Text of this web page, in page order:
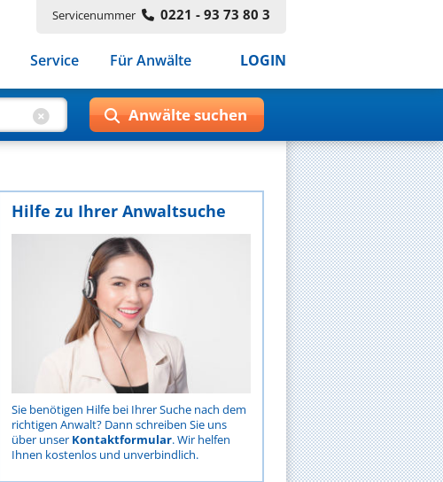
Servicenummer 0221 - 93 73 80 3
Service Für Anwälte LOGIN
Hilfe zu Ihrer Anwaltsuche
Sie benötigen Hilfe bei Ihrer Suche nach dem
richtigen Anwalt? Dann schreiben Sie uns
über unser Kontaktformular. Wir helfen
Ihnen kostenlos und unverbindlich.